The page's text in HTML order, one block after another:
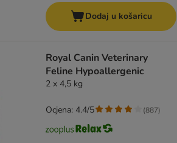
Dodaj u košaricu
Royal Canin Veterinary
Feline Hypoallergenic
2 x 4,5 kg
Ocjena: 4.4/5 (887)